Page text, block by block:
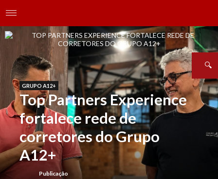
GRUPO A12+
Top Partners Experience
fortalece rede de
corretores do Grupo
A12+
Publicação